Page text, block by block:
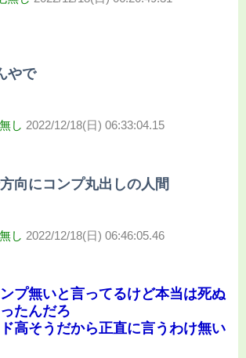
やで
し 2022/12/18(日) 06:33:04.15
向にコンプ丸出しの人間
し 2022/12/18(日) 06:46:05.46
プ無いと言ってるけど本当は死ぬ
たんだろ
高そうだから正直に言うわけ無い